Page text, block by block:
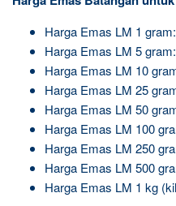
Harga Emas LM 1
Harga Emas LM 5
Harga Emas LM 10
Harga Emas LM 25
Harga Emas LM 50
Harga Emas LM 100
Harga Emas LM 250
Harga Emas LM 500
Harga Emas LM 1 kg